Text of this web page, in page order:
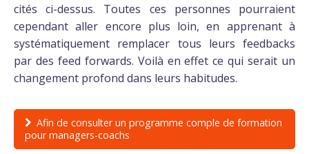
cités ci-dessus. Toutes ces personnes pourraient
cependant aller encore plus loin, en apprenant à
systématiquement remplacer tous leurs feedbacks
par des feed forwards. Voilà en effet ce qui serait un
changement profond dans leurs habitudes.
Afin de consulter un programme comple de formation
pour managers-coachs